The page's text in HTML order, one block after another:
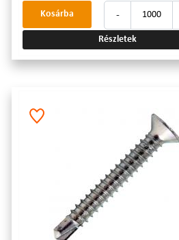
-
Kosárba
Részletek